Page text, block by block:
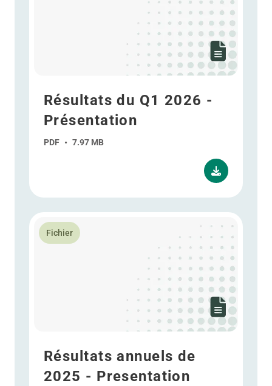
Résultats du Q1 2026 -
Présentation
PDF • 7.97 MB
Fichier
Résultats annuels de
2025 - Presentation
En savoir plus Résultats annuels de 2025 -